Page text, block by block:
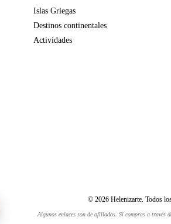
Islas Griegas
Destinos continentales
Actividades
© 2026 Helenizarte. Todos
Algunos enlaces son de afiliados. Si compras a través